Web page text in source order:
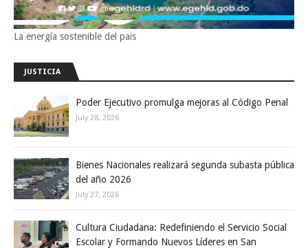
La energía sostenible del pais
JUSTICIA
Poder Ejecutivo promulga mejoras al Código Penal
July 28, 2026
Bienes Nacionales realizará segunda subasta pública
del año 2026
July 27, 2026
Cultura Ciudadana: Redefiniendo el Servicio Social
Escolar y Formando Nuevos Líderes en San